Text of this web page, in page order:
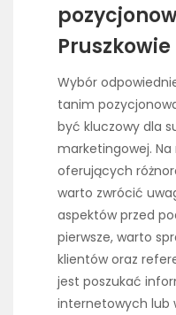
Pruszkowie
Wybór
tanim
być kluczowy dla
marketingowej.
oferujących
warto zwrócić
aspektów przed
pierwsze, warto
klientów oraz
jest poszukać
internetowych lub